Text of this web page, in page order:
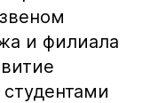
и филиала